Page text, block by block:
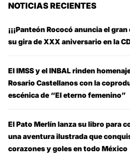
NOTICIAS RECIENTES
¡¡¡Panteón Rococó anuncia el
su gira de XXX aniversario en la
El IMSS y el INBAL rinden
Rosario Castellanos con la
escénica de “El eterno femenino”
El Pato Merlín lanza su libro para
una aventura ilustrada que
corazones y goles en todo México